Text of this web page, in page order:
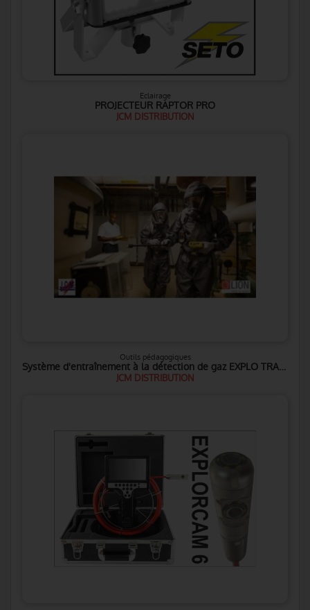
Eclairage
PROJECTEUR RAPTOR PRO
JCM DISTRIBUTION
Outils pédagogiques
Système d'entraînement à la détection de gaz EXPLO TRAINER
JCM DISTRIBUTION